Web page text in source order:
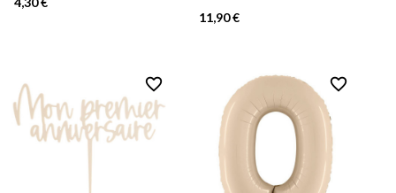
11,90 €
favorite_border favorite_border